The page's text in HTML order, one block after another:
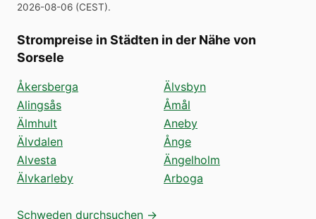
2026-08-06 (CEST).
Strompreise in Städten in der Nähe von
Sorsele
Åkersberga
Alingsås
Älmhult
Älvdalen
Alvesta
Älvkarleby
Älvsbyn
Åmål
Aneby
Ånge
Ängelholm
Arboga
Schweden durchsuchen →